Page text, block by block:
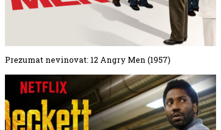
Prezumat nevinovat: 12 Angry Men (1957)